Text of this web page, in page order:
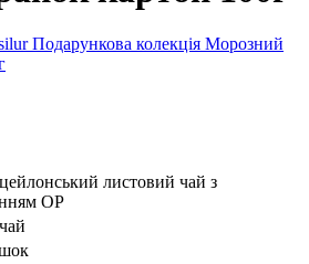
листовий чай з
ОР